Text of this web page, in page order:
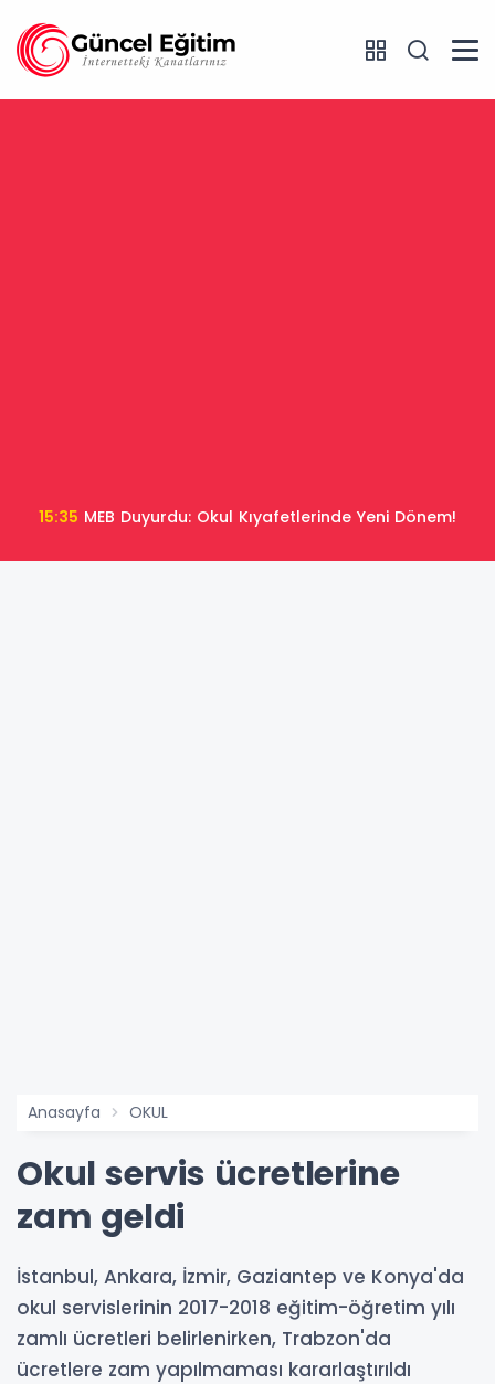
15:35 MEB Duyurdu: Okul Kıyafetlerinde Yeni Dönem!
Anasayfa OKUL
Okul servis ücretlerine
zam geldi
İstanbul, Ankara, İzmir, Gaziantep ve Konya'da
okul servislerinin 2017-2018 eğitim-öğretim yılı
zamlı ücretleri belirlenirken, Trabzon'da
ücretlere zam yapılmaması kararlaştırıldı